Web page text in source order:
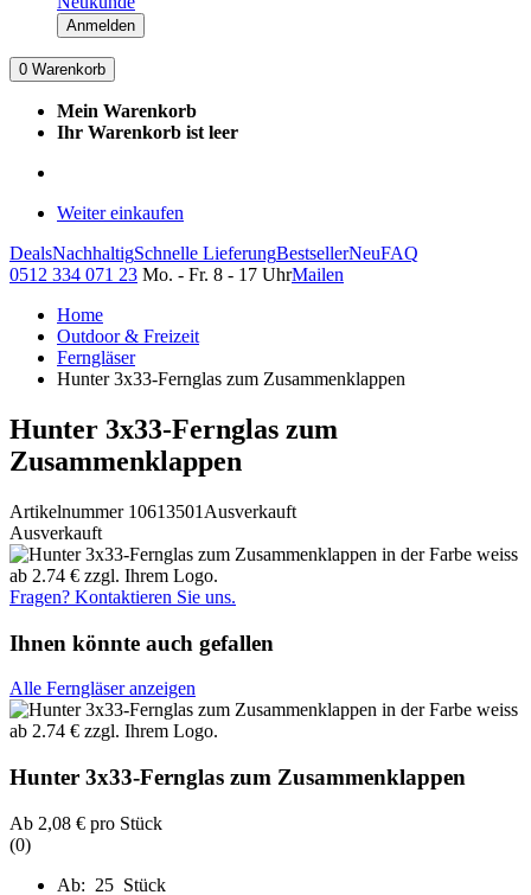
Anmelden
0 Warenkorb
Mein Warenkorb
Ihr Warenkorb ist leer
Weiter einkaufen
DealsNachhaltigSchnelle LieferungBestsellerNeuFAQ
0512 334 071 23 Mo. - Fr. 8 - 17 UhrMailen
Home
Outdoor & Freizeit
Ferngläser
Hunter 3x33-Fernglas zum Zusammenklappen
Hunter 3x33-Fernglas zum
Zusammenklappen
Artikelnummer 10613501 Ausverkauft
Ausverkauft
Fragen? Kontaktieren Sie uns.
Ihnen könnte auch gefallen
Alle Ferngläser anzeigen
Hunter 3x33-Fernglas zum Zusammenklappen
Ab 2,08 € pro Stück
(0)
Ab: 25 Stück